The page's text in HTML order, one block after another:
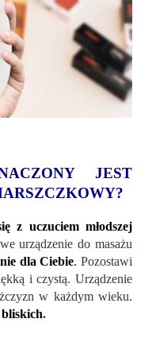
JEST
z uczuciem młodszej
urządzenie do masażu
dla Ciebie. Pozostawi
i czystą. Urządzenie
w każdym wieku.
.